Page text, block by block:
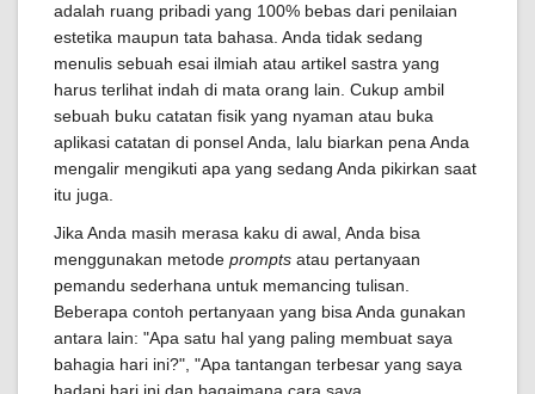
adalah ruang pribadi yang 100% bebas dari penilaian
estetika maupun tata bahasa. Anda tidak sedang
menulis sebuah esai ilmiah atau artikel sastra yang
harus terlihat indah di mata orang lain. Cukup ambil
sebuah buku catatan fisik yang nyaman atau buka
aplikasi catatan di ponsel Anda, lalu biarkan pena Anda
mengalir mengikuti apa yang sedang Anda pikirkan saat
itu juga.
Jika Anda masih merasa kaku di awal, Anda bisa
menggunakan metode prompts atau pertanyaan
pemandu sederhana untuk memancing tulisan.
Beberapa contoh pertanyaan yang bisa Anda gunakan
antara lain: "Apa satu hal yang paling membuat saya
bahagia hari ini?", "Apa tantangan terbesar yang saya